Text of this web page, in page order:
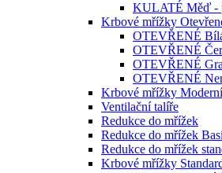
KULATÉ Měď -
Krbové mřížky
OTEVŘENÉ
OTEVŘENÉ
OTEVŘENÉ
OTEVŘENÉ
Krbové mřížky Moderní
Ventilační talíře
Redukce do mřížek
Redukce do mřížek
Redukce do mřížek
Krbové mřížky